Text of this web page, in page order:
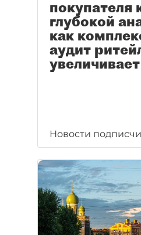
покупателя
глубокой
как
аудит
Новости